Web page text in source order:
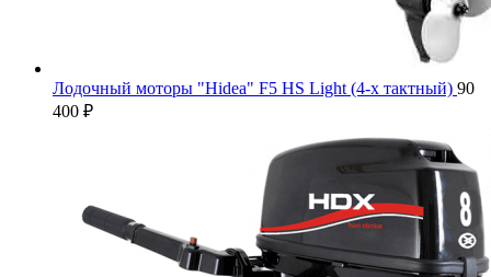
Лодочный моторы "Hidea" F5 HS Light (4-х тактный) 90
400 ₽